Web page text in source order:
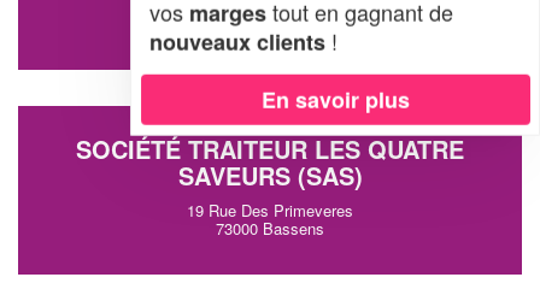
73000 Bassens
SOCIÉTÉ TRAITEUR LES QUATRE
SAVEURS (SAS)
19 Rue Des Primeveres
73000 Bassens
vos margestout en gagnant de
nouveaux clients !
En savoir plus